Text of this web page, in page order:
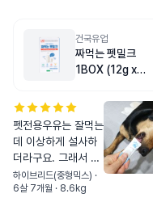
건국유업
짜먹는 펫밀크
1BOX (12g x
펫전용우유는 잘먹는
데 이상하게 설사하
더라구요. 그래서 락
토프리우유를 먹이고
있었는데 이건 설사
하이브리드(중형믹스) ·
6살 7개월 · 8.6kg